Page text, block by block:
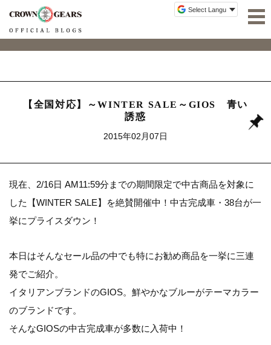
【全国対応】～WINTER SALE～GIOS 青い
誘惑
2015年02月07日
現在、2/16日 AM11:59分までの期間限定で中古商品を対象に
した【WINTER SALE】を絶賛開催中！中古完成車・38台が一
挙にプライスダウン！
本日はそんなセール品の中でも特にお勧め商品を一挙に三連
発でご紹介。
イタリアンブランドのGIOS。鮮やかなブルーがテーマカラー
のブランドです。
そんなGIOSの中古完成車が多数に入荷中！